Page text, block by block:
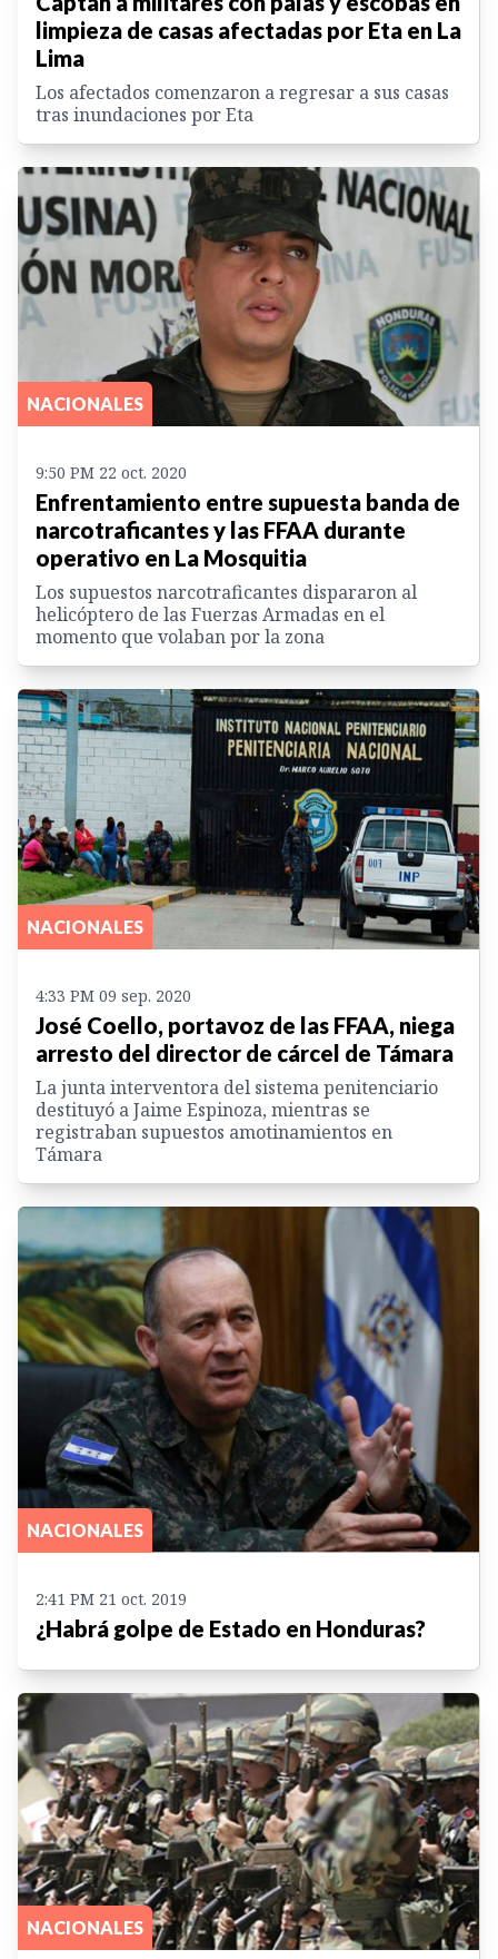
limpieza de casas afectadas por Eta en La
Lima
Los afectados comenzaron a regresar a sus casas
tras inundaciones por Eta
NACIONALES
9:50 PM 22 oct. 2020
Enfrentamiento entre supuesta banda de
narcotraficantes y las FFAA durante
operativo en La Mosquitia
Los supuestos narcotraficantes dispararon al
helicóptero de las Fuerzas Armadas en el
momento que volaban por la zona
NACIONALES
4:33 PM 09 sep. 2020
José Coello, portavoz de las FFAA, niega
arresto del director de cárcel de Támara
La junta interventora del sistema penitenciario
destituyó a Jaime Espinoza, mientras se
registraban supuestos amotinamientos en
Támara
NACIONALES
2:41 PM 21 oct. 2019
¿Habrá golpe de Estado en Honduras?
NACIONALES